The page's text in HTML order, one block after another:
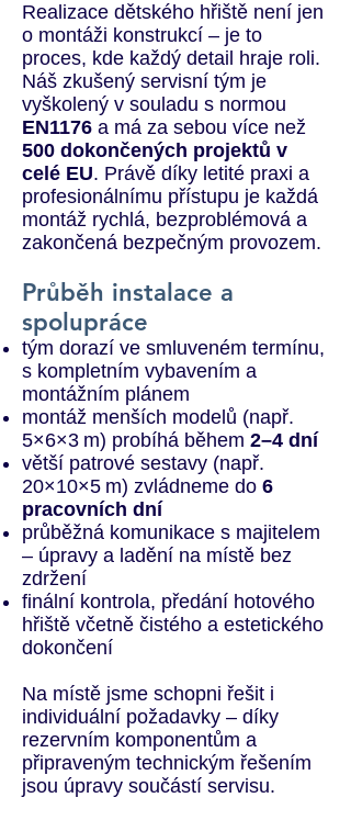
Realizace dětského hřiště není jen
o montáži konstrukcí – je to
proces, kde každý detail hraje roli.
Náš zkušený servisní tým je
vyškolený v souladu s normou
EN1176 a má za sebou více než
500 dokončených projektů v
celé EU. Právě díky letité praxi a
profesionálnímu přístupu je každá
montáž rychlá, bezproblémová a
zakončená bezpečným provozem.
Průběh instalace a
spolupráce
tým dorazí ve smluveném termínu,
s kompletním vybavením a
montážním plánem
montáž menších modelů (např.
5×6×3 m) probíhá během 2–4 dní
větší patrové sestavy (např.
20×10×5 m) zvládneme do 6
pracovních dní
průběžná komunikace s majitelem
– úpravy a ladění na místě bez
zdržení
finální kontrola, předání hotového
hřiště včetně čistého a estetického
dokončení
Na místě jsme schopni řešit i
individuální požadavky – díky
rezervním komponentům a
připraveným technickým řešením
jsou úpravy součástí servisu.